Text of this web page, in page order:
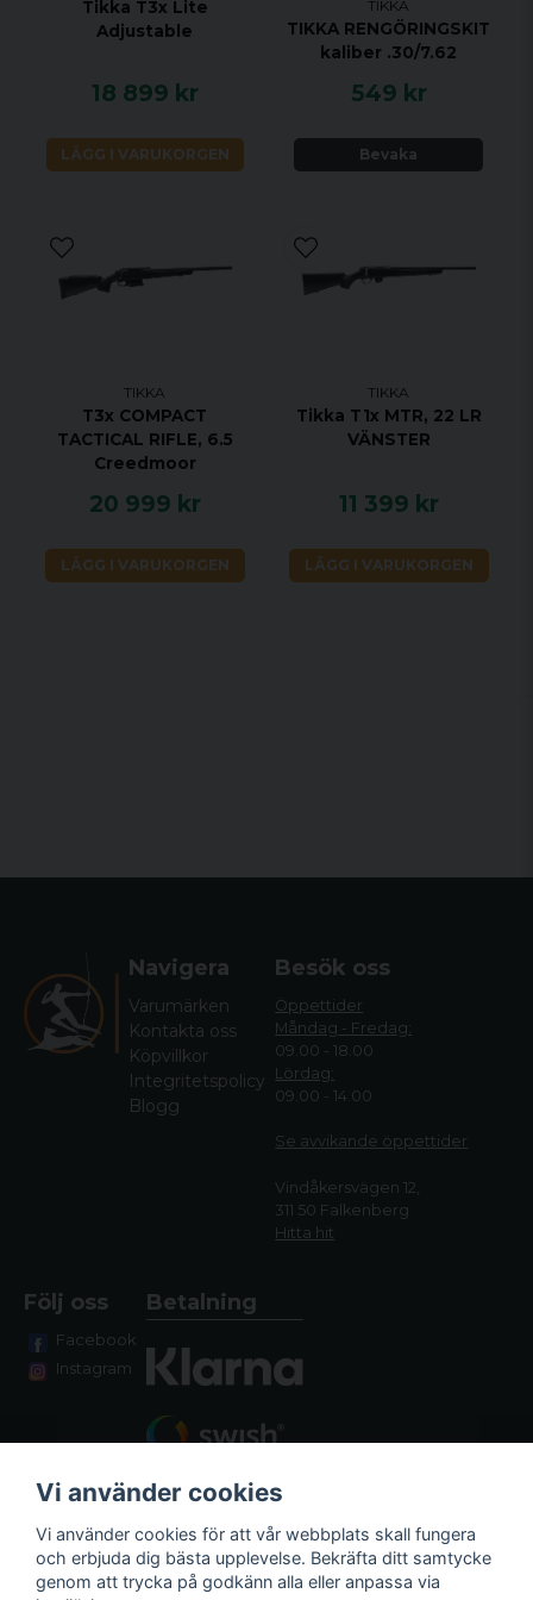
Tikka T3x Lite
Adjustable
18 899 kr
LÄGG I VARUKORGEN
TIKKA
TIKKA RENGÖRINGSKIT
kaliber .30/7.62
549 kr
Bevaka
TIKKA
T3x COMPACT
TACTICAL RIFLE, 6.5
Creedmoor
20 999 kr
LÄGG I VARUKORGEN
TIKKA
Tikka T1x MTR, 22 LR
VÄNSTER
11 399 kr
LÄGG I VARUKORGEN
MAGASINKAPACITET 5 + 1
UTLÖSARE ENSTEGS TRIGGER
STOCK MATERIAL SYNTET
STOCK FINISH SVART
GÄNGAD NEJ
ÖPPNA RIKTMEDEL NEJ
UTBYTBART GREPP JA
VIKTIGASTE FÖRDELARNA
Legendarisk noggrannhet sedan 1918
Anpassa T3x -gevärets stil till din egen stil
med tillbehör
design för att säkerställa intuitiv
användarvänlighet.
Navigera
Varumärken
Kontakta oss
Köpvillkor
Integritetspolicy
Blogg
Besök oss
Öppettider
Måndag - Fredag:
09.00 - 18.00
Lördag:
09.00 - 14.00
Se avvikande öppettider
Vindåkersvägen 12,
311 50 Falkenberg
Hitta hit
Följ oss
Facebook
Instagram
Betalning
Vi använder cookies
Vi använder cookies för att vår webbplats skall fungera
och erbjuda dig bästa upplevelse. Bekräfta ditt samtycke
genom att trycka på godkänn alla eller anpassa via